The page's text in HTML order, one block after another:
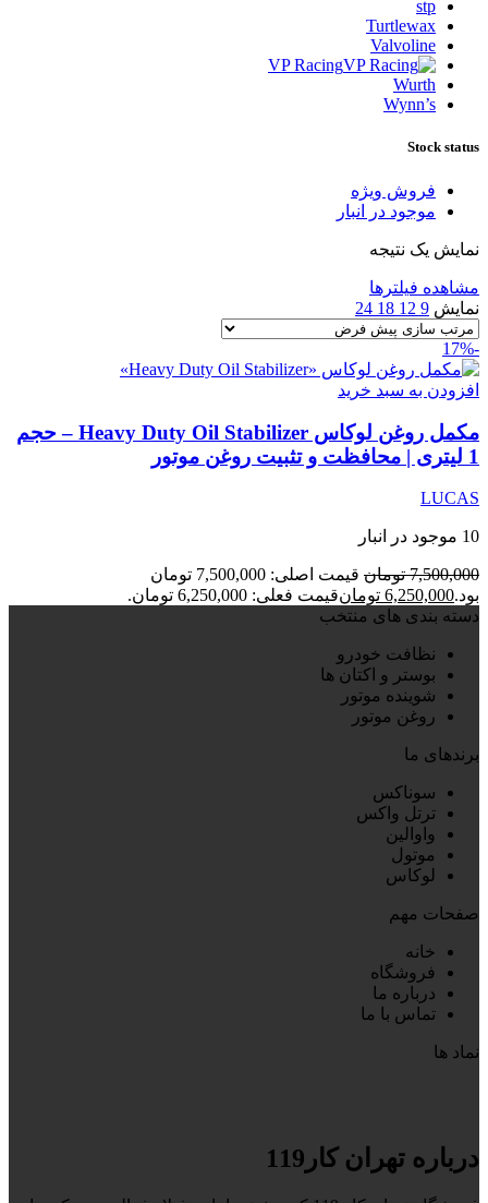
stp
Turtlewax
Valvoline
VP Racing
Wurth
Wynn’s
Stock status
فروش ویژه
موجود در انبار
نمایش یک نتیجه
مشاهده فیلترها
نمایش 9
12
18
24
-17%
افزودن به سبد خرید
مکمل روغن لوکاس Heavy Duty Oil Stabilizer – حجم
1 لیتری | محافظت و تثبیت روغن موتور
LUCAS
10 موجود در انبار
7,500,000 تومان
قیمت اصلی: 7,500,000 تومان
بود.6,250,000 تومانقیمت فعلی: 6,250,000 تومان.
دسته بندی های منتخب
نظافت خودرو
بوستر و اکتان ها
شوینده موتور
روغن موتور
برندهای ما
سوناکس
ترتل واکس
واوالین
موتول
لوکاس
صفحات مهم
خانه
فروشگاه
درباره ما
تماس با ما
نماد ها
درباره تهران کار119